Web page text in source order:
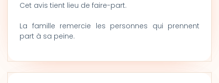
Cet avis tient lieu de faire-part.
La famille remercie les personnes qui prennent
part à sa peine.